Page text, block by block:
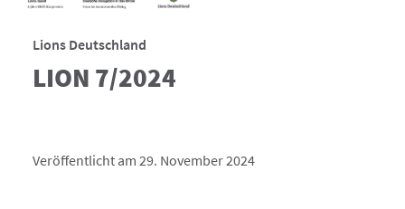
Lions Deutschland
LION 7/2024
Veröffentlicht am 29. November 2024